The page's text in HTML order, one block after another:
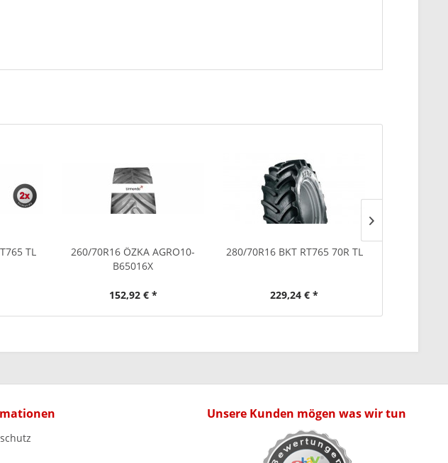
TL
260/70R16 ÖZKA AGRO10-
B65016X
152,92 € *
280/70R16 BKT RT765 70R TL
229,24 € *
Unsere Kunden mögen was wir tun